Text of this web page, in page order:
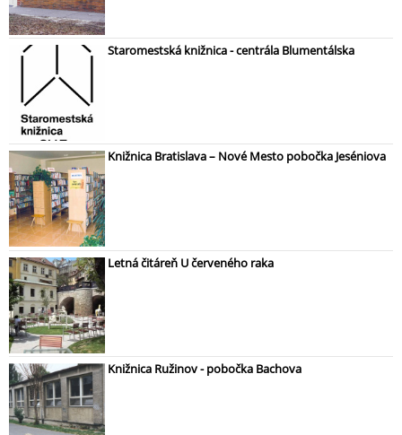
Staromestská knižnica - centrála Blumentálska
Knižnica Bratislava – Nové Mesto pobočka Jeséniova
Letná čitáreň U červeného raka
Knižnica Ružinov - pobočka Bachova